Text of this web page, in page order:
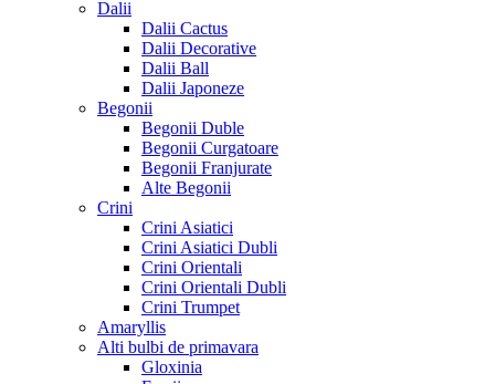
Dalii
Dalii Cactus
Dalii Decorative
Dalii Ball
Dalii Japoneze
Begonii
Begonii Duble
Begonii Curgatoare
Begonii Franjurate
Alte Begonii
Crini
Crini Asiatici
Crini Asiatici Dubli
Crini Orientali
Crini Orientali Dubli
Crini Trumpet
Amaryllis
Alti bulbi de primavara
Gloxinia